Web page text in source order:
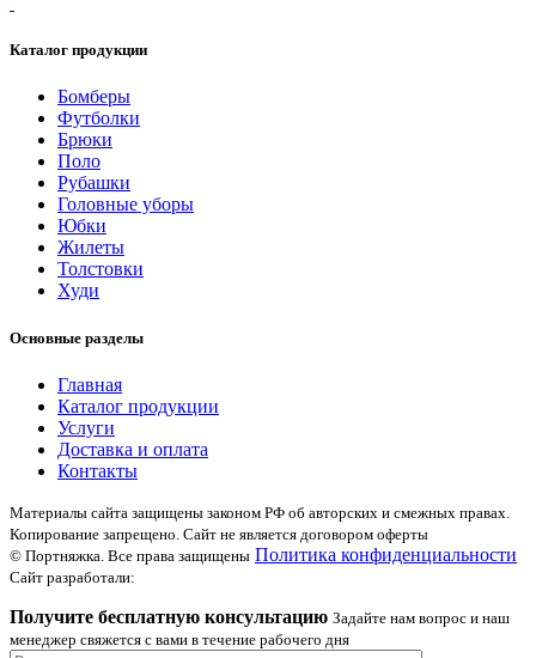
Каталог продукции
Бомберы
Футболки
Брюки
Поло
Рубашки
Головные уборы
Юбки
Жилеты
Толстовки
Худи
Основные разделы
Главная
Каталог продукции
Услуги
Доставка и оплата
Контакты
Материалы сайта защищены законом РФ об авторских и смежных правах.
Копирование запрещено. Сайт не является договором оферты
© Портняжка. Все права защищены Политика конфиденциальности
Сайт разработали:
Получите бесплатную консультацию Задайте нам вопрос и наш
менеджер свяжется с вами в течение рабочего дня